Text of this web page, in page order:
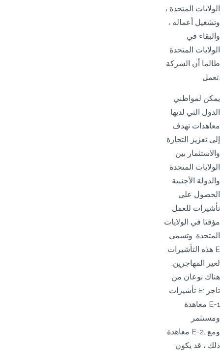
الولايات المتحدة ،
وتشغيل أعماله ،
والبقاء في
الولايات المتحدة
طالما أن الشركة
يمكن لمواطني
الدول التي لديها
معاهدات تهدف
إلى تعزيز التجارة
والاستثمار بين
الولايات المتحدة
والدولة الأجنبية
الحصول على
تأشيرات للعمل
مؤقتا في الولايات
المتحدة. وتسمى
هذه التأشيرات E
لغير المهاجرين.
هناك نوعان من
تأشيرات E: تاجر
معاهدة E-1
ومستثمر
معاهدة E-2. ومع
ذلك ، قد يكون